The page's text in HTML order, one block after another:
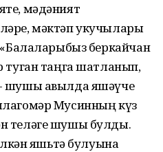
мәдәният
мәктәп укучылары
беркайчан
туган таңга шатланып,
шушы авылда яшәүче
Мусинның күз
теләге шушы булды.
яшьтә булуына